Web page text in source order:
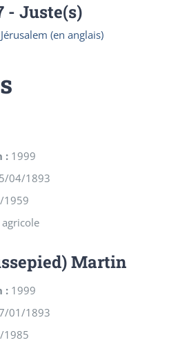
- Juste(s)
(en anglais)
: 1999
04/1893
1959
Martin
: 1999
01/1893
1985